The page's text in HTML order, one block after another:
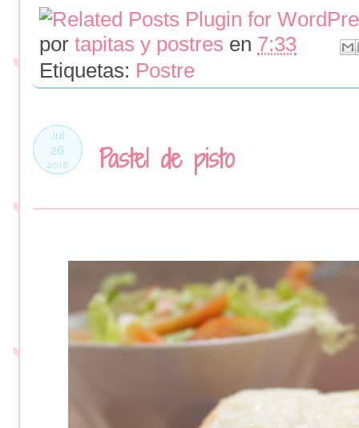
por tapitas y postres en 7:33
Etiquetas: Postre
Jul
26
2016 Pastel de pisto